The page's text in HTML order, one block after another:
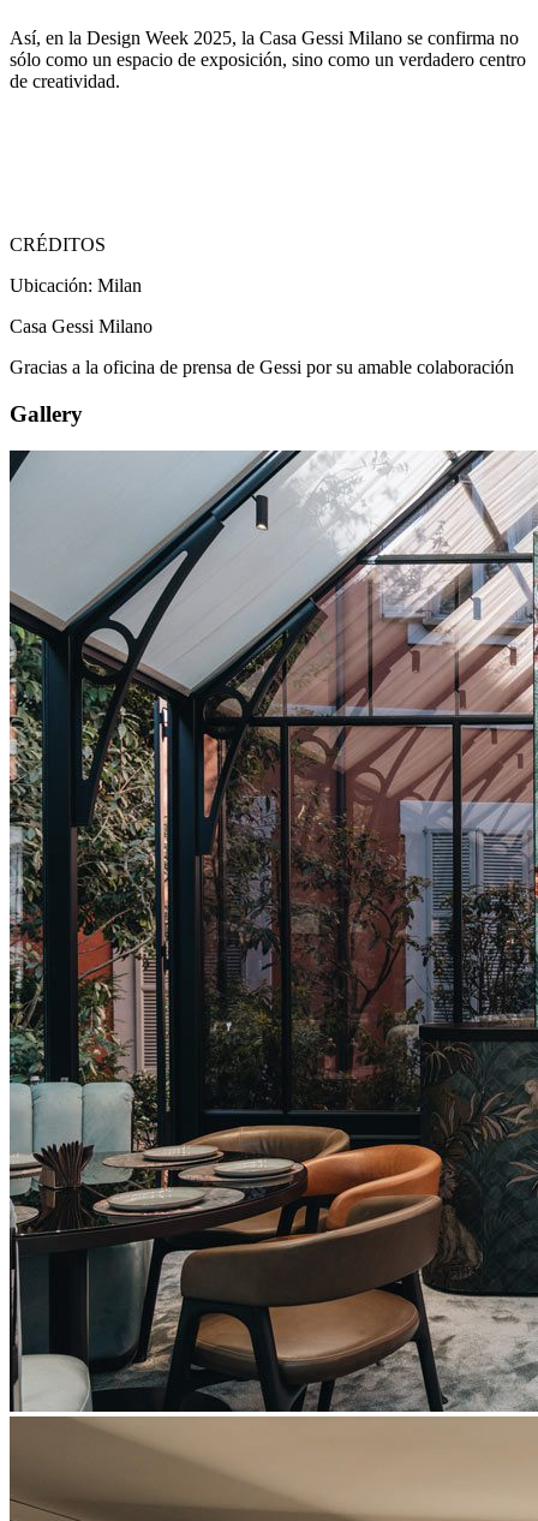
Así, en la Design Week 2025, la Casa Gessi Milano se confirma no
sólo como un espacio de exposición, sino como un verdadero centro
de creatividad.
CRÉDITOS
Ubicación: Milan
Casa Gessi Milano
Gracias a la oficina de prensa de Gessi por su amable colaboración
Gallery